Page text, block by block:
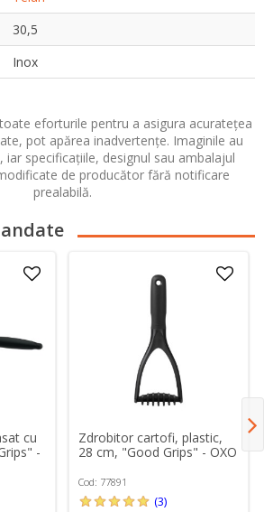
30,5
Inox
eforturile pentru a asigura acuratețea
pot apărea inadvertențe. Imaginile au
specificațiile, designul sau ambalajul
de producător fără notificare
prealabilă.
cu
-
Zdrobitor cartofi, plastic,
28 cm, "Good Grips" - OXO
Cod: 77891
(3)